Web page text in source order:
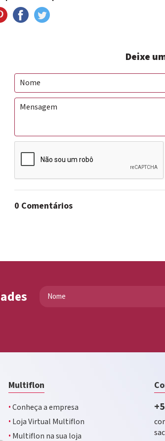
Deixe
0 Comentários
Multiflon
·Conheça a empresa
· Loja Virtual Multiflon
· Multiflon na sua loja